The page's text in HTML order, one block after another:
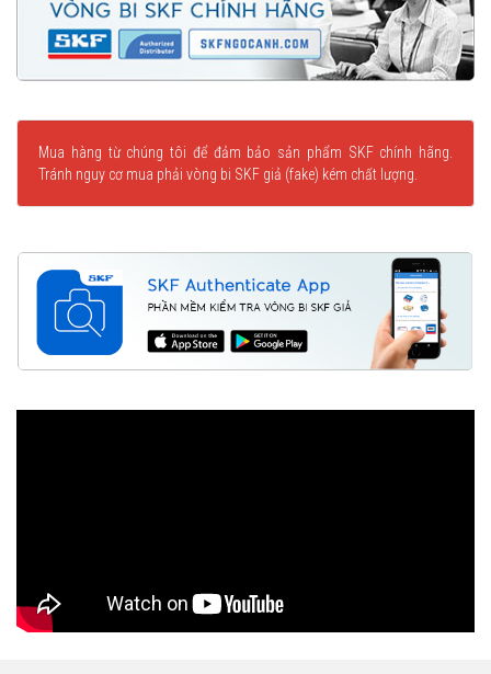
Mua hàng từ chúng tôi để đảm bảo sản phẩm SKF chính hãng.
Tránh nguy cơ mua phải vòng bi SKF giả (fake) kém chất lượng.